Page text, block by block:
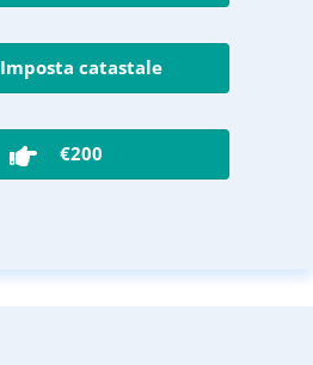
Imposta catastale
€200